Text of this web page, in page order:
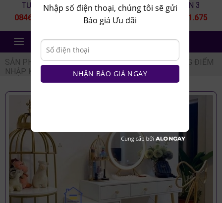
TƯ VẤN 1
0846.80.9999
TƯ VẤN 2
0935.435.286
TƯ VẤN 3
0964.651.675
NỘI THẤT TRẺ 24H
SẢN PHẨM / NỘI THẤT PHÒNG NGỦ / BÀN TRANG ĐIỂM
NHẬP KHẨU
Nhập số điện thoại, chúng tôi sẽ gửi
Báo giá Ưu đãi
NHẬN BÁO GIÁ NGAY